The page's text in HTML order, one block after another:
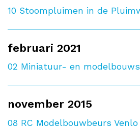
10 Stoompluimen in de
februari 2021
02 Miniatuur- en
november 2015
08 RC Modelbouwbeurs Venlo